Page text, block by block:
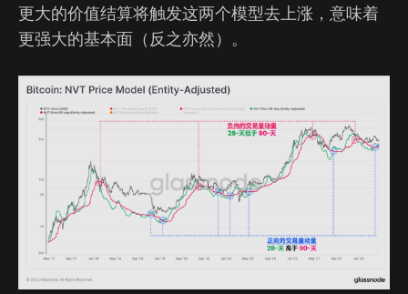
更大的价值结算将触发这两个模型去上涨，意味着
更强大的基本面（反之亦然）。